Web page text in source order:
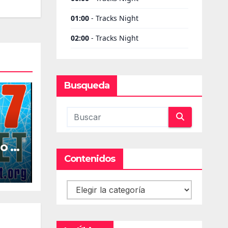
la
Busqueda
Contenidos
Contenidos